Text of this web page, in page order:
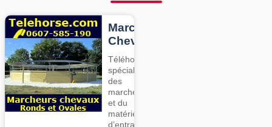
Marcheurs
Chevaux
Téléhorse,
spécialiste
des
marcheurs
et du
matériel
d’entrainement